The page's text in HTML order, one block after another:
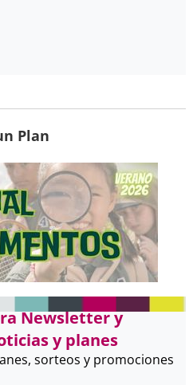
Plan
Newsletter y
y planes
sorteos y promociones